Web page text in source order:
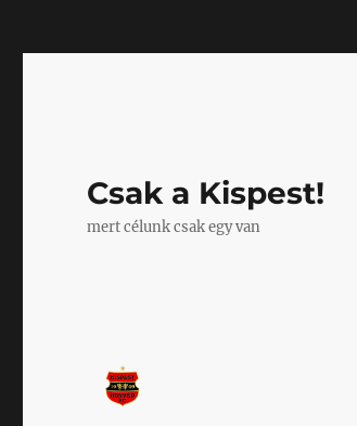
Csak a Kispest!
mert célunk csak egy van